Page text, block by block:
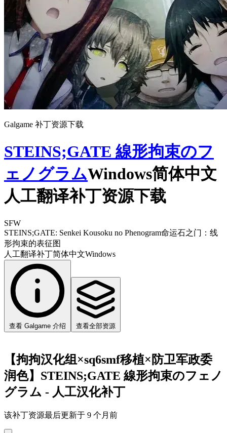
Galgame 补丁资源下载
STEINS;GATE 線形拘束のフ
ェノグラムWindows简体中文
人工翻译补丁资源下载
SFW
STEINS;GATE: Senkei Kousoku no Phenogram命运石之门：线
形拘束的表征图
人工翻译补丁简体中文Windows
查看 Galgame 介绍 查看全部资源
【拘拘汉化组×sq6smf移植×防卫军政委
润色】STEINS;GATE 線形拘束のフェノ
グラム - 人工汉化补丁
该补丁资源最后更新于 9 个月前